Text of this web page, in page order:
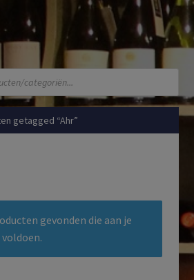
getagged “Ahr”
gevonden die aan je